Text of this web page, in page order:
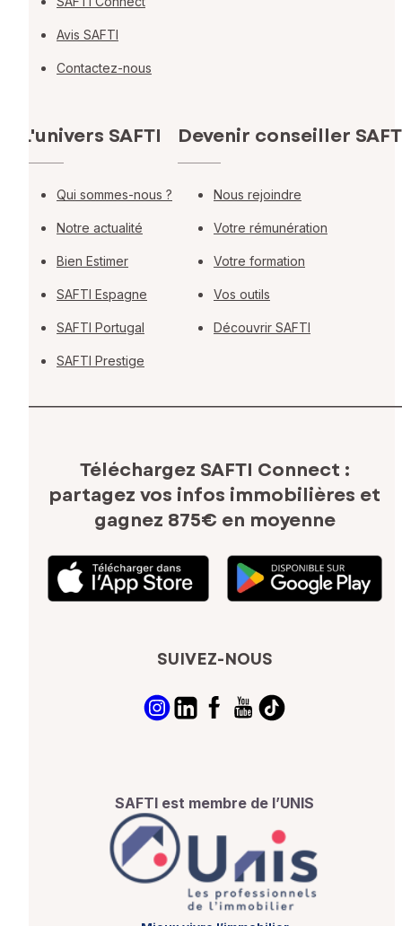
Avis SAFTI
Contactez-nous
L'univers SAFTI
Qui sommes-nous ?
Notre actualité
Bien Estimer
SAFTI Espagne
SAFTI Portugal
SAFTI Prestige
Devenir conseiller
Nous rejoindre
Votre rémunération
Votre formation
Vos outils
Découvrir SAFTI
Téléchargez SAFTI Connect :
partagez vos infos immobilières et
gagnez 875€ en moyenne
SUIVEZ-NOUS
SAFTI est membre de l’UNIS